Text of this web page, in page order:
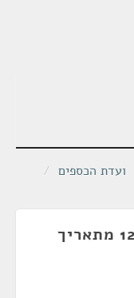
ועדת הכספים /
ישיבת ועדה של הכנסת ה-12 מתאריך